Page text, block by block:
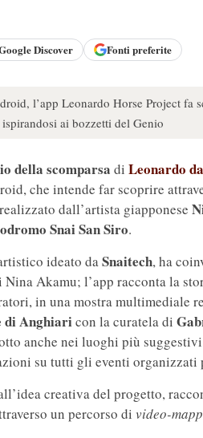
Discover Fonti preferite
l’app Leonardo Horse Project fa
ai bozzetti del Genio
della scomparsa di Leonardo
che intende far scoprire
realizzato dall’artista giapponese
Snai San Siro.
ideato daSnaitech, ha
Akamu; l’app racconta la
in una mostra multimediale
di Anghiaricon la curatela di
anche nei luoghi più
su tutti gli eventi organizzati
creativa del progetto,
un percorso di video-